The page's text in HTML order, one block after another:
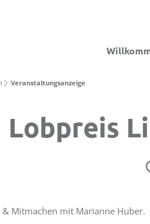
Veranstaltungsanzeige
Lobpreis
Mitmachen mit Marianne Huber.